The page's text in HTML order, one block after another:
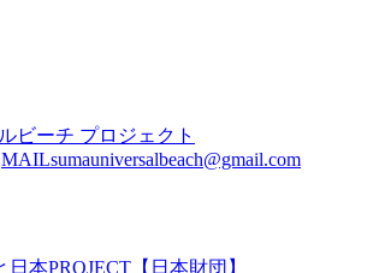
MAILsumauniversalbeach@gmail.com